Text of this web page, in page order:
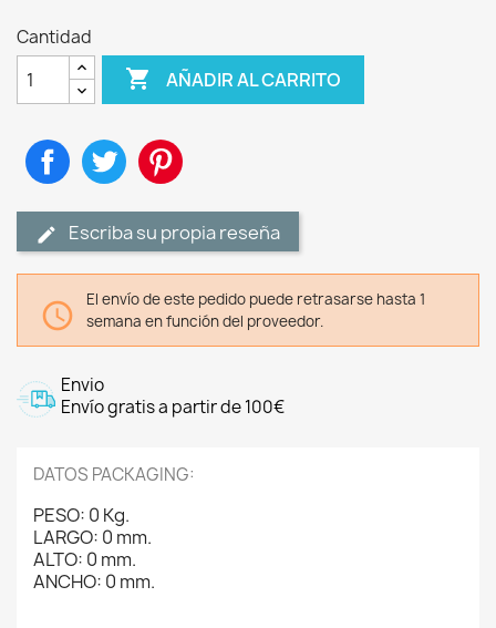
Cantidad
 AÑADIR AL CARRITO
CompartirTuitear
Escriba su propia reseña

El envío de este pedido puede retrasarse hasta 1
semana en función del proveedor.
Envio
Envío gratis a partir de 100€
DATOS PACKAGING:
PESO: 0 Kg.
LARGO: 0 mm.
ALTO: 0 mm.
ANCHO: 0 mm.